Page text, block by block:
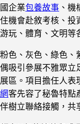
國企業包養故事 、機
住機會赴敘考核、投
游玩、體育、文明等
粉色、灰色、綠色、
偶吸引參展不雅眾立
展區。項目擔任人表
網客先容了秘魯特點
伴樹立聯絡接觸，共